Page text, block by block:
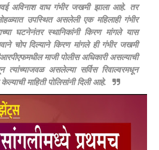
अविनाश वाघ गंभीर जखमी झाला आहे. तर
उपस्थित असलेली एक महिलाही गंभीर
घटनेनंतर स्थानिकांनी किरण मांगले यास
चोप दिल्याने किरण मांगले ही गंभीर जखमी
माजी पोलीस अधिकारी असल्याची
त्यांच्याजवळ असलेल्या सर्विस रिवाल्वरमधून
माहिती पोलिसांनी दिली आहे.